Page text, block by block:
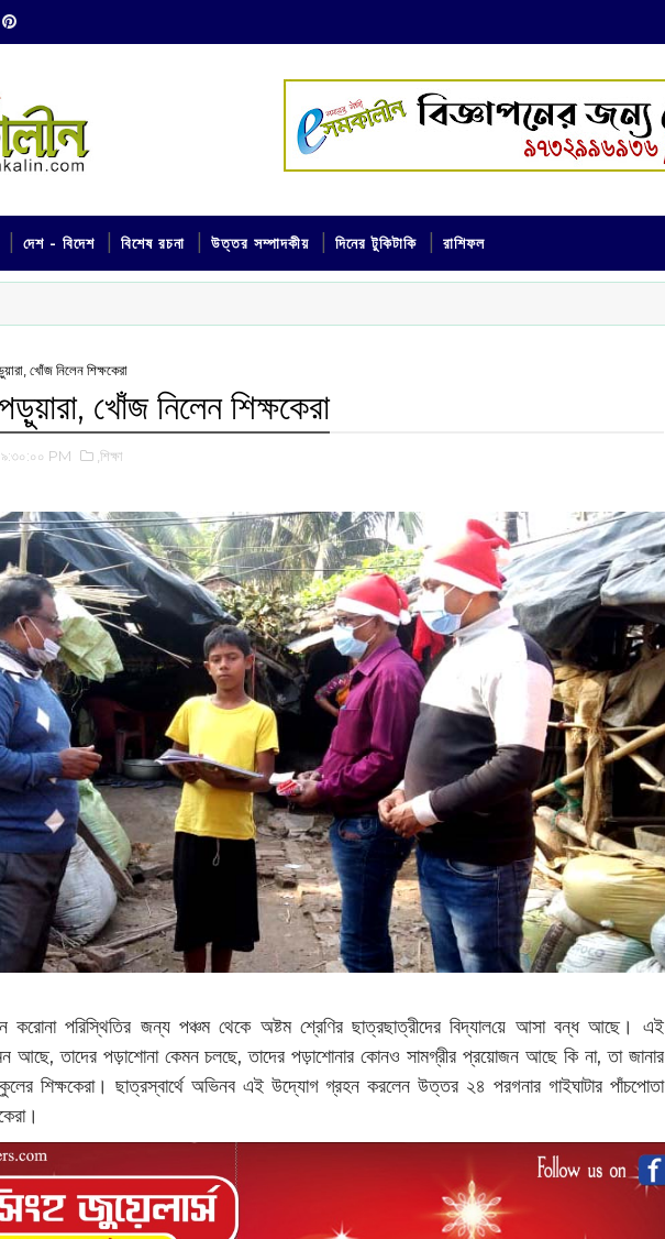
দেশ - বিদেশ বিশেষ রচনা উত্তর সম্পাদকীয় দিনের টুকিটাকি রাশিফল
খোঁজ নিলেন শিক্ষকেরা
খোঁজ নিলেন শিক্ষকেরা
PM ,শিক্ষা
করোনা পরিস্থিতির জন্য পঞ্চম থেকে অষ্টম শ্রেণির ছাত্রছাত্রীদের বিদ্যাল‌য়ে আসা বন্ধ আছে। এই
আছে, তাদের পড়াশোনা কেমন চলছে, তাদের পড়াশোনার কোনও সামগ্রীর প্রয়োজন আছে কি না, তা জানার
শিক্ষকেরা। ছাত্রস্বার্থে অভিনব এই উদ্যোগ গ্রহন করলেন উত্তর ২৪ পরগনার গাইঘাটার পাঁচপোতা